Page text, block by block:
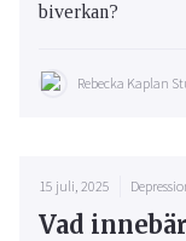
biverkan?
Rebecka Kaplan
15 juli, 2025
Vad